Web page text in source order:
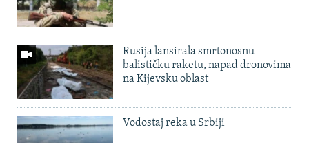
Rusija lansirala smrtonosnu
balističku raketu, napad dronovima
na Kijevsku oblast
Vodostaj reka u Srbiji